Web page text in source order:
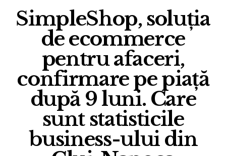
SimpleShop, soluția
de ecommerce
pentru afaceri,
confirmare pe piață
după 9 luni. Care
sunt statisticile
business-ului din